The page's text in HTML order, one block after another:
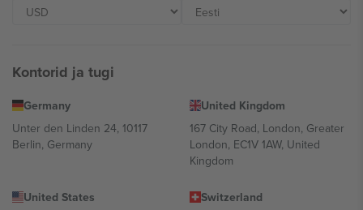
Kontorid ja tugi
Germany
Unter den Linden 24, 10117
Berlin, Germany
United Kingdom
167 City Road, London, Greater
London, EC1V 1AW, United
Kingdom
United States
Switzerland